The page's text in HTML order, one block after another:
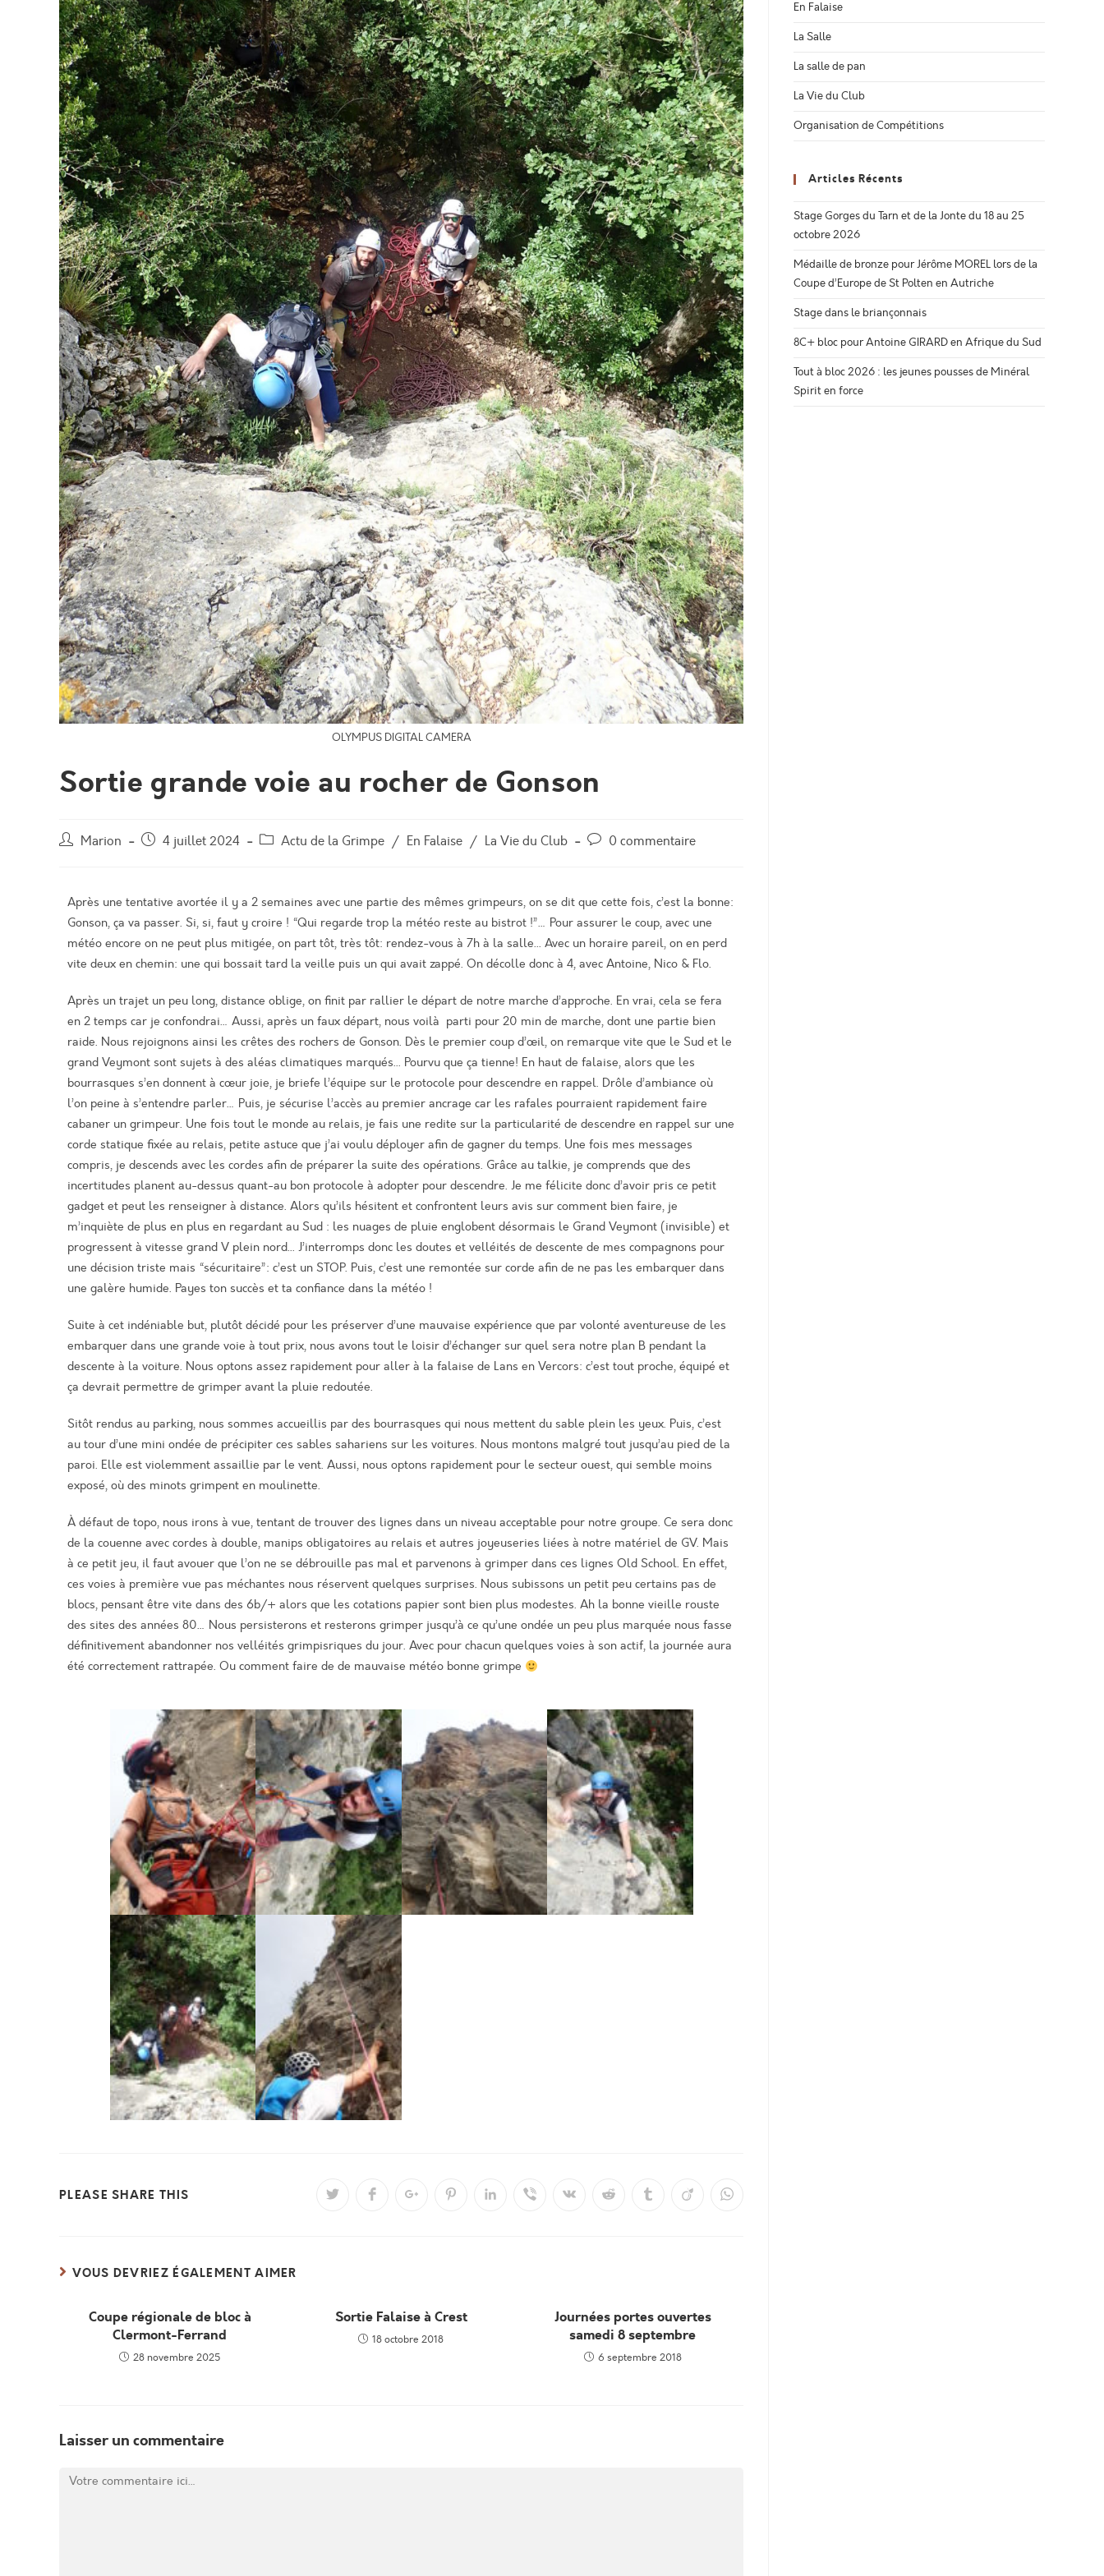
OLYMPUS DIGITAL CAMERA
Sortie grande voie au rocher de Gonson
Marion 4 juillet 2024 Actu de la Grimpe / En Falaise / La Vie du Club 0 commentaire
Après une tentative avortée il y a 2 semaines avec une partie des mêmes grimpeurs, on se dit que cette fois, c’est la bonne:
Gonson, ça va passer. Si, si, faut y croire ! “Qui regarde trop la météo reste au bistrot !”… Pour assurer le coup, avec une
météo encore on ne peut plus mitigée, on part tôt, très tôt: rendez-vous à 7h à la salle... Avec un horaire pareil, on en perd
vite deux en chemin: une qui bossait tard la veille puis un qui avait zappé. On décolle donc à 4, avec Antoine, Nico & Flo.
Après un trajet un peu long, distance oblige, on finit par rallier le départ de notre marche d’approche. En vrai, cela se fera
en 2 temps car je confondrai… Aussi, après un faux départ, nous voilà parti pour 20 min de marche, dont une partie bien
raide. Nous rejoignons ainsi les crêtes des rochers de Gonson. Dès le premier coup d’œil, on remarque vite que le Sud et le
grand Veymont sont sujets à des aléas climatiques marqués... Pourvu que ça tienne! En haut de falaise, alors que les
bourrasques s’en donnent à cœur joie, je briefe l’équipe sur le protocole pour descendre en rappel. Drôle d’ambiance où
l’on peine à s’entendre parler… Puis, je sécurise l’accès au premier ancrage car les rafales pourraient rapidement faire
cabaner un grimpeur. Une fois tout le monde au relais, je fais une redite sur la particularité de descendre en rappel sur une
corde statique fixée au relais, petite astuce que j’ai voulu déployer afin de gagner du temps. Une fois mes messages
compris, je descends avec les cordes afin de préparer la suite des opérations. Grâce au talkie, je comprends que des
incertitudes planent au-dessus quant-au bon protocole à adopter pour descendre. Je me félicite donc d’avoir pris ce petit
gadget et peut les renseigner à distance. Alors qu’ils hésitent et confrontent leurs avis sur comment bien faire, je
m’inquiète de plus en plus en regardant au Sud : les nuages de pluie englobent désormais le Grand Veymont (invisible) et
progressent à vitesse grand V plein nord... J’interromps donc les doutes et velléités de descente de mes compagnons pour
une décision triste mais “sécuritaire”: c’est un STOP. Puis, c’est une remontée sur corde afin de ne pas les embarquer dans
une galère humide. Payes ton succès et ta confiance dans la météo !
Suite à cet indéniable but, plutôt décidé pour les préserver d’une mauvaise expérience que par volonté aventureuse de les
embarquer dans une grande voie à tout prix, nous avons tout le loisir d’échanger sur quel sera notre plan B pendant la
descente à la voiture. Nous optons assez rapidement pour aller à la falaise de Lans en Vercors: c’est tout proche, équipé et
ça devrait permettre de grimper avant la pluie redoutée.
Sitôt rendus au parking, nous sommes accueillis par des bourrasques qui nous mettent du sable plein les yeux. Puis, c’est
au tour d’une mini ondée de précipiter ces sables sahariens sur les voitures. Nous montons malgré tout jusqu’au pied de la
paroi. Elle est violemment assaillie par le vent. Aussi, nous optons rapidement pour le secteur ouest, qui semble moins
exposé, où des minots grimpent en moulinette.
À défaut de topo, nous irons à vue, tentant de trouver des lignes dans un niveau acceptable pour notre groupe. Ce sera donc
de la couenne avec cordes à double, manips obligatoires au relais et autres joyeuseries liées à notre matériel de GV. Mais
à ce petit jeu, il faut avouer que l’on ne se débrouille pas mal et parvenons à grimper dans ces lignes Old School. En effet,
ces voies à première vue pas méchantes nous réservent quelques surprises. Nous subissons un petit peu certains pas de
blocs, pensant être vite dans des 6b/+ alors que les cotations papier sont bien plus modestes. Ah la bonne vieille rouste
des sites des années 80… Nous persisterons et resterons grimper jusqu’à ce qu’une ondée un peu plus marquée nous fasse
définitivement abandonner nos velléités grimpisriques du jour. Avec pour chacun quelques voies à son actif, la journée aura
été correctement rattrapée. Ou comment faire de de mauvaise météo bonne grimpe
PLEASE SHARE THIS
VOUS DEVRIEZ ÉGALEMENT AIMER
Coupe régionale de bloc à
Clermont-Ferrand
28 novembre 2025
Sortie Falaise à Crest
18 octobre 2018
Journées portes ouvertes
samedi 8 septembre
6 septembre 2018
Laisser un commentaire
En Falaise
La Salle
La salle de pan
La Vie du Club
Organisation de Compétitions
Articles Récents
Stage Gorges du Tarn et de la Jonte du 18 au 25
octobre 2026
Médaille de bronze pour Jérôme MOREL lors de la
Coupe d’Europe de St Polten en Autriche
Stage dans le briançonnais
8C+ bloc pour Antoine GIRARD en Afrique du Sud
Tout à bloc 2026 : les jeunes pousses de Minéral
Spirit en force